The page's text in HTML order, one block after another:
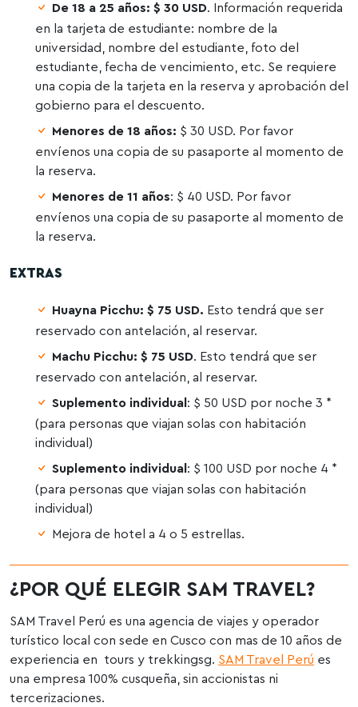
De 18 a 25 años: $ 30 USD. Información requerida
en la tarjeta de estudiante: nombre de la
universidad, nombre del estudiante, foto del
estudiante, fecha de vencimiento, etc. Se requiere
una copia de la tarjeta en la reserva y aprobación del
gobierno para el descuento.
Menores de 18 años: $ 30 USD. Por favor
envíenos una copia de su pasaporte al momento de
la reserva.
Menores de 11 años: $ 40 USD. Por favor
envíenos una copia de su pasaporte al momento de
la reserva.
EXTRAS
Huayna Picchu: $ 75 USD. Esto tendrá que ser
reservado con antelación, al reservar.
Machu Picchu: $ 75 USD. Esto tendrá que ser
reservado con antelación, al reservar.
Suplemento individual : $ 50 USD por noche 3 *
(para personas que viajan solas con habitación
individual)
Suplemento individual : $ 100 USD por noche 4 *
(para personas que viajan solas con habitación
individual)
Mejora de hotel a 4 o 5 estrellas.
¿POR QUÉ ELEGIR SAM TRAVEL?
SAM Travel Perú es una agencia de viajes y operador
turístico local con sede en Cusco con mas de 10 años de
experiencia en tours y trekkingsg. SAM Travel Perú es
una empresa 100% cusqueña, sin accionistas ni
tercerizaciones.